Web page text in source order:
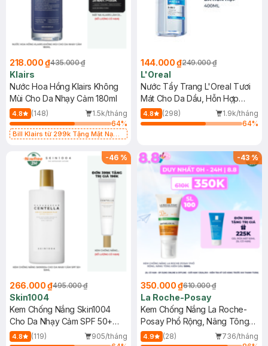
218.000 ₫435.000 ₫
Klairs
Nước Hoa Hồng Klairs Không
Mùi Cho Da Nhạy Cảm 180ml
4.8 (148)
1.5k/tháng
64%
Bill Klairs từ 299k Tặng Mặt Nạ
25ml (SL Có Hạn)
144.000 ₫249.000 ₫
L'Oreal
Nước Tẩy Trang L'Oreal Tươi
Mát Cho Da Dầu, Hỗn Hợp
400ml
4.8 (298)
1.9k/tháng
64%
-46 %
266.000 ₫495.000 ₫
Skin1004
Kem Chống Nắng Skin1004
Cho Da Nhạy Cảm SPF 50+
50ml
4.8 (119)
905/tháng
-43%
350.000 ₫610.000 ₫
La Roche-Posay
Kem Chống Nắng La Roche-
Posay Phổ Rộng, Nâng Tông
Kiềm Dầu 50ml
4.9 (28)
736/tháng